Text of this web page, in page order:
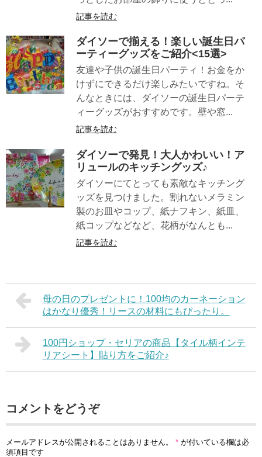
記事を読む
ダイソーで揃える！楽しい誕生日パ
ーティーグッズをご紹介<15選>
友達や子供の誕生日パーティ！お金をか
けずにできるだけ楽しみたいですね。そ
んなときには、ダイソーの誕生日パーテ
ィーグッズがおすすめです。壁や窓...
記事を読む
ダイソーで発見！大人かわいい！ア
リュールのキッチングッズ♪
ダイソーにてとっても素敵なキッチング
ッズを見つけました。割れないメラミン
製のお皿やコップ、紙ナフキン、紙皿、
紙コップなどなど、花柄がなんとも...
記事を読む
母の日のプレゼントに！100均のカーネーション
はかなり優秀！リースの材料にもぴったり。
100円ショップ・セリアの商品【タイル柄インテ
リアシート】貼り方をご紹介♪
コメントをどうぞ
メールアドレスが公開されることはありません。 * が付いている欄は必
須項目です